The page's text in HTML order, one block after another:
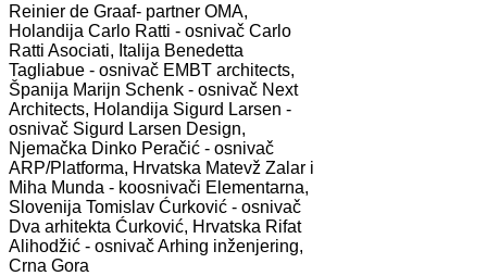
Reinier de Graaf- partner OMA,
Holandija Carlo Ratti - osnivač Carlo
Ratti Asociati, Italija Benedetta
Tagliabue - osnivač EMBT architects,
Španija Marijn Schenk - osnivač Next
Architects, Holandija Sigurd Larsen -
osnivač Sigurd Larsen Design,
Njemačka Dinko Peračić - osnivač
ARP/Platforma, Hrvatska Matevž Zalar i
Miha Munda - koosnivači Elementarna,
Slovenija Tomislav Ćurković - osnivač
Dva arhitekta Ćurković, Hrvatska Rifat
Alihodžić - osnivač Arhing inženjering,
Crna Gora